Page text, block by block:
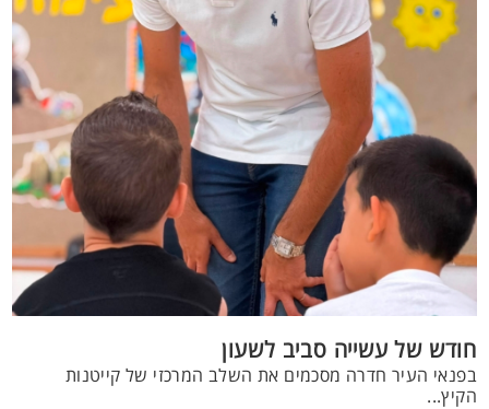
חודש של עשייה סביב לשעון
בפנאי העיר חדרה מסכמים את השלב המרכזי של קייטנות
הקיץ...